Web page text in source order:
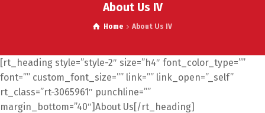
About Us IV
Home About Us IV
[rt_heading style=”style-2″ size=”h4″ font_color_type=””
font=”” custom_font_size=”” link=”” link_open=”_self”
rt_class=”rt-3065961″ punchline=””
margin_bottom=”40″]About Us[/rt_heading]